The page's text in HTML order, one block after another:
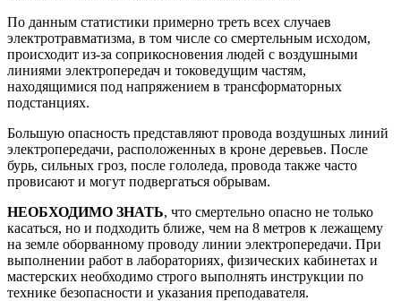
По данным статистики примерно треть всех случаев
электротравматизма, в том числе со смертельным исходом,
происходит из-за соприкосновения людей с воздушными
линиями электропередач и токоведущим частям,
находящимися под напряжением в трансформаторных
подстанциях.
Большую опасность представляют провода воздушных линий
электропередачи, расположенных в кроне деревьев. После
бурь, сильных гроз, после гололеда, провода также часто
провисают и могут подвергаться обрывам.
НЕОБХОДИМО ЗНАТЬ, что смертельно опасно не только
касаться, но и подходить ближе, чем на 8 метров к лежащему
на земле оборванному проводу линии электропередачи. При
выполнении работ в лабораториях, физических кабинетах и
мастерских необходимо строго выполнять инструкции по
технике безопасности и указания преподавателя.